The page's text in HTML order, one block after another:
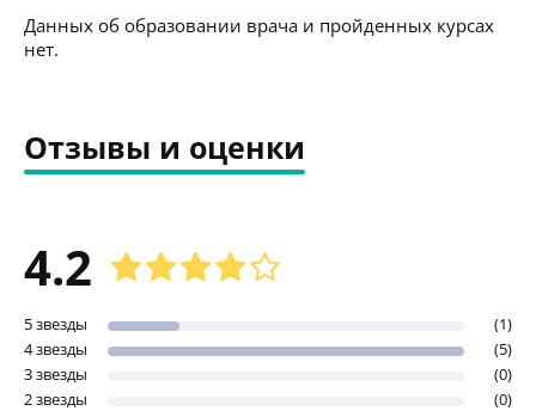
Данных об образовании врача и пройденных курсах
нет.
Отзывы и оценки
4.2
5 звезды
(1)
4 звезды
(5)
3 звезды
(0)
2 звезды
(0)